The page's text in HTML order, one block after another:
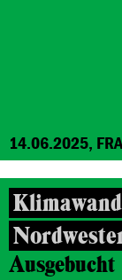
14.06.2025,
Ausgebucht